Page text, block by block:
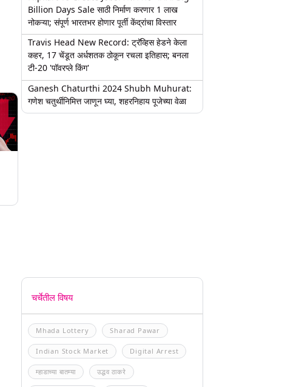
Billion Days Sale साठी निर्माण करणार 1 लाख
नोकऱ्या; संपूर्ण भारतभर होणार पूर्ती केंद्रांचा विस्तार
Travis Head New Record: ट्रॅव्हिस हेडने केला
कहर, 17 चेंडूत अर्धशतक ठोकून रचला इतिहास; बनला
टी-20 'पॉवरप्ले किंग'
Ganesh Chaturthi 2024 Shubh Muhurat:
गणेश चतुर्थीनिमित्त जाणून घ्या, शहरनिहाय पूजेच्या वेळा
चर्चेतील विषय
Mhada Lottery Sharad Pawar
Indian Stock Market Digital Arrest
म्हाडाच्या बातम्या उद्धव ठाकरे